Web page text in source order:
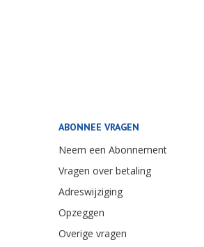
ABONNEE VRAGEN
Neem een Abonnement
Vragen over betaling
Adreswijziging
Opzeggen
Overige vragen